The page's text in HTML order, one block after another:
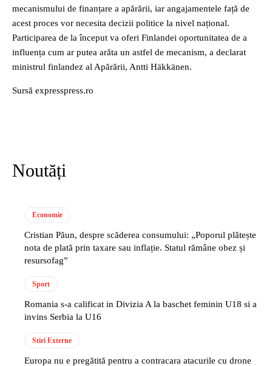
mecanismului de finanțare a apărării, iar angajamentele față de
acest proces vor necesita decizii politice la nivel național.
Participarea de la început va oferi Finlandei oportunitatea de a
influența cum ar putea arăta un astfel de mecanism, a declarat
ministrul finlandez al Apărării, Antti Häkkänen.
Sursă expresspress.ro
Noutăți
Economie
Cristian Păun, despre scăderea consumului: „Poporul plătește
nota de plată prin taxare sau inflație. Statul rămâne obez și
resursofag”
Sport
Romania s-a calificat in Divizia A la baschet feminin U18 si a
invins Serbia la U16
Stiri Externe
Europa nu e pregătită pentru a contracara atacurile cu drone